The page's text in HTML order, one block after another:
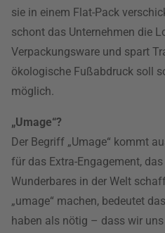
sie in einem Flat-Pack
schont das Unternehmen die
Verpackungsware und spart
ökologische Fußabdruck soll
möglich.
„Umage“?
Der Begriff „Umage“ kommt
für das Extra-Engagement,
Wunderbares in der Welt
„umage“ machen, bedeutet
haben als nötig – dass wir